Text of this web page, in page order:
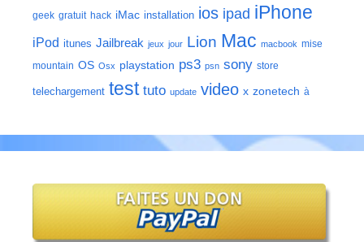
geek gratuit hack iMac installation ios ipad iPhone
iPod itunes Jailbreak jeux jour Lion Mac macbook mise
mountain OS Osx playstation ps3 psn sony store
telechargement test tuto update video x zonetech à